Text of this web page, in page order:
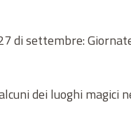
di settembre:
dei luoghi magici